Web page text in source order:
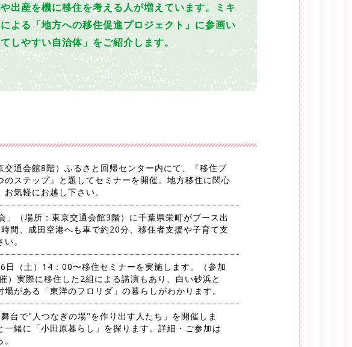
出産を機に移住を考える人が増えています。ミキ
よる「地方への移住促進プロジェクト」に参画い
しやすい自治体」をご紹介します。
通会館8階）ふるさと回帰センター内にて、『移住プ
ステップ』と題してセミナーを開催。地方移住に関心
気軽にお越し下さい。
（場所：東京交通会館3階）に千葉県栄町がブース出
間、成田空港へも車で約20分、移住者支援や子育て支
。
日（土）14：00〜移住セミナーを実施します。（参加
）実際に移住した2組による講演もあり、白い砂浜と
がある「東洋のフロリダ」の暮らしがわかります。
台で"人つなぎの場"を作り出す人たち」を開催しま
緒に「小田原暮らし」を探ります。詳細・ご参加は